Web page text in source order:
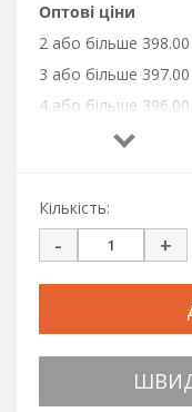
Оптові ціни
2 або більше 398.00
3 або більше 397.00
4 або більше 396.00
6 або більше 395.00
Кількість:
- +